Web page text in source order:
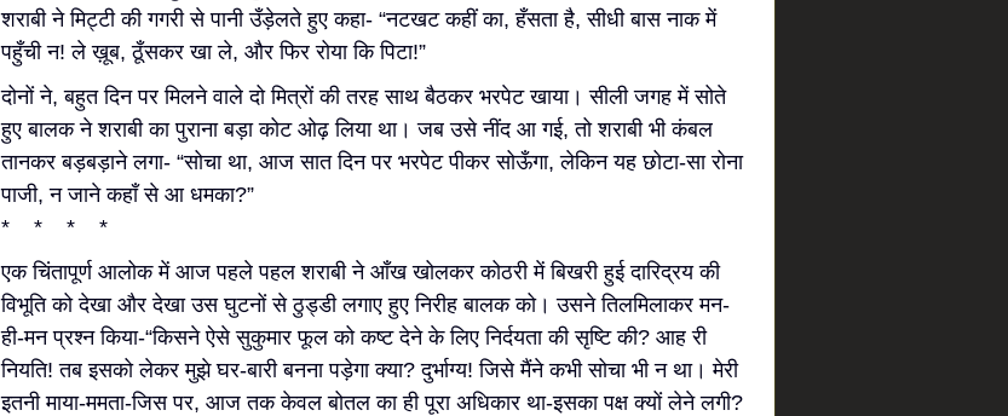
शराबी ने मिट्टी की गगरी से पानी उँड़ेलते हुए कहा- “नटखट कहीं का, हँसता है, सीधी बास नाक में
पहुँची न! ले ख़ूब, ठूँसकर खा ले, और फिर रोया कि पिटा!”
दोनों ने, बहुत दिन पर मिलने वाले दो मित्रों की तरह साथ बैठकर भरपेट खाया। सीली जगह में सोते
हुए बालक ने शराबी का पुराना बड़ा कोट ओढ़ लिया था। जब उसे नींद आ गई, तो शराबी भी कंबल
तानकर बड़बड़ाने लगा- “सोचा था, आज सात दिन पर भरपेट पीकर सोऊँगा, लेकिन यह छोटा-सा रोना
पाजी, न जाने कहाँ से आ धमका?”
* * * *
एक चिंतापूर्ण आलोक में आज पहले पहल शराबी ने आँख खोलकर कोठरी में बिखरी हुई दारिद्रय की
विभूति को देखा और देखा उस घुटनों से ठुड्डी लगाए हुए निरीह बालक को। उसने तिलमिलाकर मन-
ही-मन प्रश्न किया-“किसने ऐसे सुकुमार फूल को कष्ट देने के लिए निर्दयता की सृष्टि की? आह री
नियति! तब इसको लेकर मुझे घर-बारी बनना पड़ेगा क्या? दुर्भाग्य! जिसे मैंने कभी सोचा भी न था। मेरी
इतनी माया-ममता-जिस पर, आज तक केवल बोतल का ही पूरा अधिकार था-इसका पक्ष क्यों लेने लगी?